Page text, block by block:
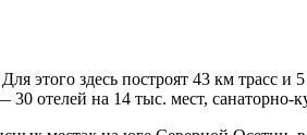
этого здесь построят 43 км трасс
отелей на 14 тыс. мест,